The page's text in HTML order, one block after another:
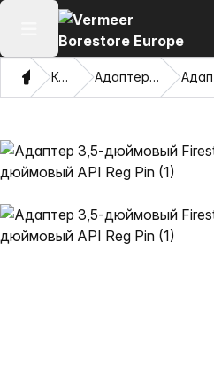
Открыть главное меню
ДомКаталог Адаптеры и Pulling Eyes